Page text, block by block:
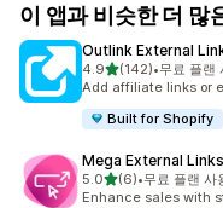
이 앱과 비슷한 더 많
Outlink External
4.9별 5개 중
(142)
총 리뷰 142개
•무료 플랜
Add affiliate links or
Built for Shopify
Mega External Links
5.0별 5개 중
(6)
총 리뷰 6개
•무료 플랜 사
Enhance sales with